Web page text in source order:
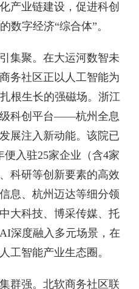
产业链建设，促进科创
数字经济“综合体”。
集聚。在大运河数智未
务社区正以人工智能为
根生长的强磁场。浙江
科创平台——杭州全息
展注入新动能。该院已
入驻25家企业（含4家
科研等创新要素的高效
息、杭州迈达等细分领
大科技、博采传媒、托
深度融入多元场景，在
工智能产业生态圈。
群强。北软商务社区联